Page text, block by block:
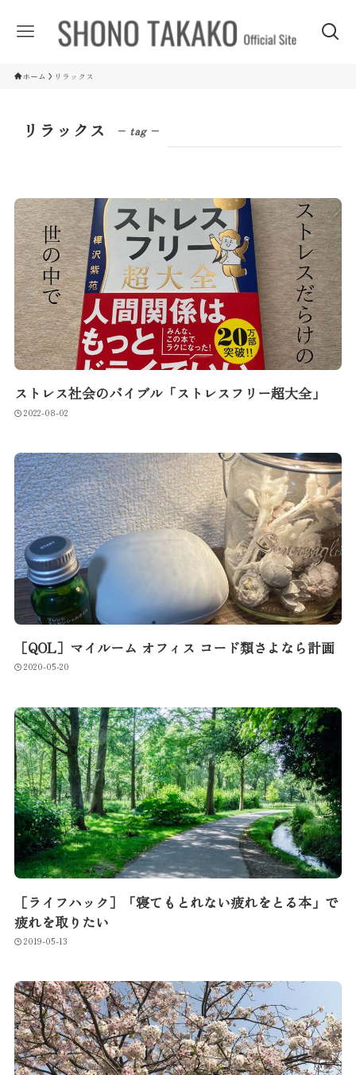
ホーム リラックス
リラックス – tag –
ストレス社会のバイブル「ストレスフリー超大全」
2022-08-02
［QOL］マイルーム オフィス コード類さよなら計画
2020-05-20
［ライフハック］「寝てもとれない疲れをとる本」で
疲れを取りたい
2019-05-13